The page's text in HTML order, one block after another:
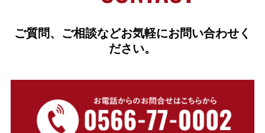
ご質問、ご相談などお気軽にお問い合わせく
ださい。